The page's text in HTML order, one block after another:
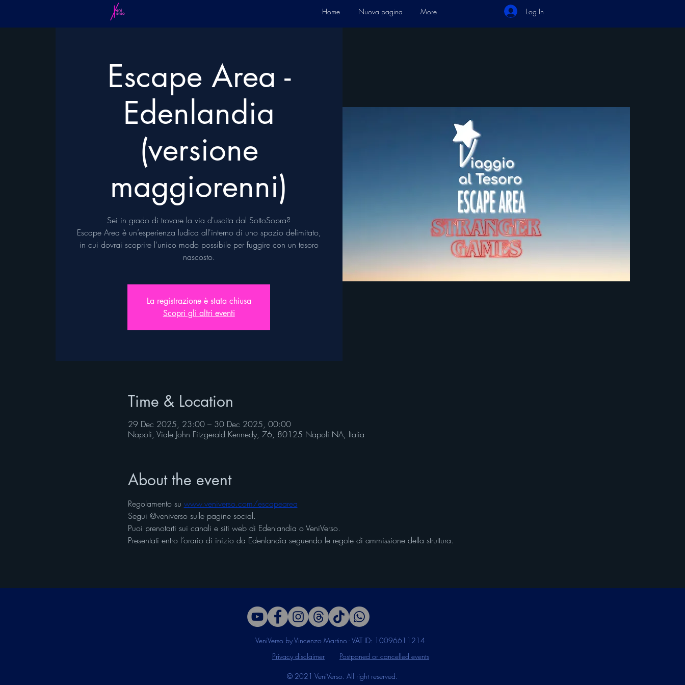
Home Nuova pagina More Log In
Escape Area -
Edenlandia
(versione
maggiorenni)
Sei in grado di trovare la via d'uscita dal SottoSopra?
Escape Area è un’esperienza ludica all'interno di uno spazio delimitato,
in cui dovrai scoprire l'unico modo possibile per fuggire con un tesoro
nascosto.
La registrazione è stata chiusa
Scopri gli altri eventi
Time & Location
29 Dec 2025, 23:00 – 30 Dec 2025, 00:00
Napoli, Viale John Fitzgerald Kennedy, 76, 80125 Napoli NA, Italia
About the event
Regolamento su www.veniverso.com/escapearea
Segui @veniverso sulle pagine social.
Puoi prenotarti sui canali e siti web di Edenlandia o VeniVerso.
Presentati entro l’orario di inizio da Edenlandia seguendo le regole di ammissione della struttura.
VeniVerso by Vincenzo Martino - VAT ID: 10096611214
Privacy disclaimer
Postponed or cancelled events
© 2021 VeniVerso. All right reserved.